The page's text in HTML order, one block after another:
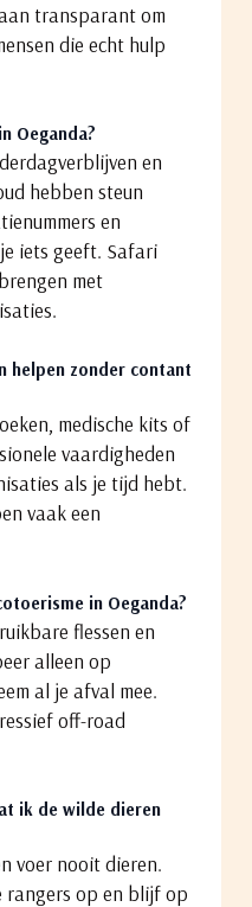
transparant om
die echt hulp
Oeganda?
en
hebben steun
en
iets geeft. Safari
met
helpen zonder contant
medische kits of
vaardigheden
als je tijd hebt.
vaak een
in Oeganda?
flessen en
alleen op
al je afval mee.
off-road
ik de wilde dieren
voer nooit dieren.
rangers op en blijf op